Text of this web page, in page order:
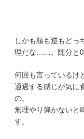
しかも順も逆もどっ
理だな……。随分と
何回も言っているけ
通過する感じが気に
の。
無理やり弾かないと
す。